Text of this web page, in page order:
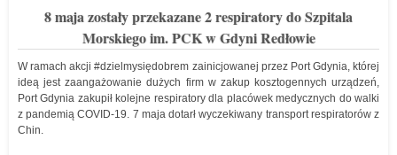
8 maja zostały przekazane 2 respiratory do Szpitala
Morskiego im. PCK w Gdyni Redłowie
W ramach akcji #dzielmysiędobrem zainicjowanej przez Port Gdynia, której
ideą jest zaangażowanie dużych firm w zakup kosztogennych urządzeń,
Port Gdynia zakupił kolejne respiratory dla placówek medycznych do walki
z pandemią COVID-19. 7 maja dotarł wyczekiwany transport respiratorów z
Chin.